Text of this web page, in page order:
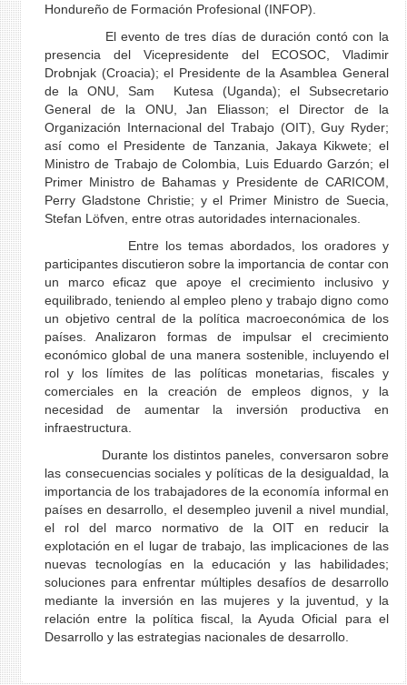
Hondureño de Formación Profesional (INFOP).
El evento de tres días de duración contó con la
presencia del Vicepresidente del ECOSOC, Vladimir
Drobnjak (Croacia); el Presidente de la Asamblea General
de la ONU, Sam Kutesa (Uganda); el Subsecretario
General de la ONU, Jan Eliasson; el Director de la
Organización Internacional del Trabajo (OIT), Guy Ryder;
así como el Presidente de Tanzania, Jakaya Kikwete; el
Ministro de Trabajo de Colombia, Luis Eduardo Garzón; el
Primer Ministro de Bahamas y Presidente de CARICOM,
Perry Gladstone Christie; y el Primer Ministro de Suecia,
Stefan Löfven, entre otras autoridades internacionales.
Entre los temas abordados, los oradores y
participantes discutieron sobre la importancia de contar con
un marco eficaz que apoye el crecimiento inclusivo y
equilibrado, teniendo al empleo pleno y trabajo digno como
un objetivo central de la política macroeconómica de los
países. Analizaron formas de impulsar el crecimiento
económico global de una manera sostenible, incluyendo el
rol y los límites de las políticas monetarias, fiscales y
comerciales en la creación de empleos dignos, y la
necesidad de aumentar la inversión productiva en
infraestructura.
Durante los distintos paneles, conversaron sobre
las consecuencias sociales y políticas de la desigualdad, la
importancia de los trabajadores de la economía informal en
países en desarrollo, el desempleo juvenil a nivel mundial,
el rol del marco normativo de la OIT en reducir la
explotación en el lugar de trabajo, las implicaciones de las
nuevas tecnologías en la educación y las habilidades;
soluciones para enfrentar múltiples desafíos de desarrollo
mediante la inversión en las mujeres y la juventud, y la
relación entre la política fiscal, la Ayuda Oficial para el
Desarrollo y las estrategias nacionales de desarrollo.